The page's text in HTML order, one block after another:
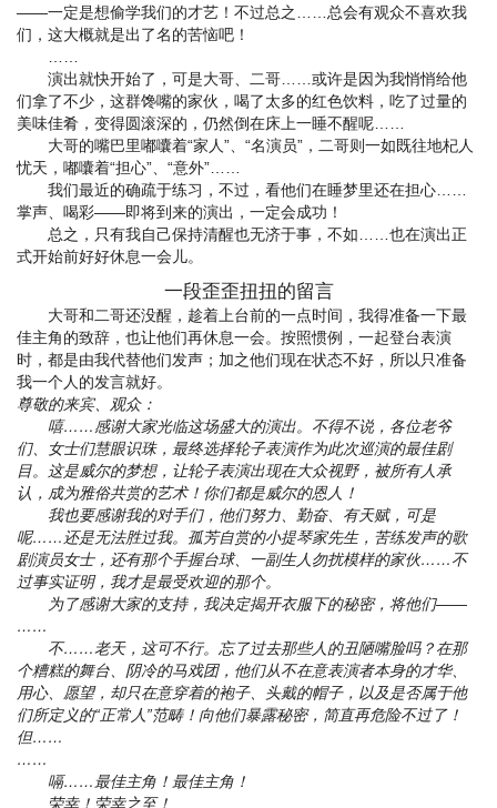
——一定是想偷学我们的才艺！不过总之……总会有观众不喜欢我
们，这大概就是出了名的苦恼吧！
演出就快开始了，可是大哥、二哥……或许是因为我悄悄给他
们拿了不少，这群馋嘴的家伙，喝了太多的红色饮料，吃了过量的
美味佳肴，变得圆滚深的，仍然倒在床上一睡不醒呢……
大哥的嘴巴里嘟囔着“家人”、“名演员”，二哥则一如既往地杞人
忧天，嘟囔着“担心”、“意外”……
我们最近的确疏于练习，不过，看他们在睡梦里还在担心……
掌声、喝彩——即将到来的演出，一定会成功！
总之，只有我自己保持清醒也无济于事，不如……也在演出正
式开始前好好休息一会儿。
一段歪歪扭扭的留言
大哥和二哥还没醒，趁着上台前的一点时间，我得准备一下最
佳主角的致辞，也让他们再休息一会。按照惯例，一起登台表演
时，都是由我代替他们发声；加之他们现在状态不好，所以只准备
我一个人的发言就好。
尊敬的来宾、观众：
嘻……感谢大家光临这场盛大的演出。不得不说，各位老爷
们、女士们慧眼识珠，最终选择轮子表演作为此次巡演的最佳剧
目。这是威尔的梦想，让轮子表演出现在大众视野，被所有人承
认，成为雅俗共赏的艺术！你们都是威尔的恩人！
我也要感谢我的对手们，他们努力、勤奋、有天赋，可是
呢……还是无法胜过我。孤芳自赏的小提琴家先生，苦练发声的歌
剧演员女士，还有那个手握台球、一副生人勿扰模样的家伙……不
过事实证明，我才是最受欢迎的那个。
为了感谢大家的支持，我决定揭开衣服下的秘密，将他们——
……
不……老天，这可不行。忘了过去那些人的丑陋嘴脸吗？在那
个糟糕的舞台、阴冷的马戏团，他们从不在意表演者本身的才华、
用心、愿望，却只在意穿着的袍子、头戴的帽子，以及是否属于他
们所定义的“正常人”范畴！向他们暴露秘密，简直再危险不过了！
但……
……
嗝……最佳主角！最佳主角！
荣幸！荣幸之至！